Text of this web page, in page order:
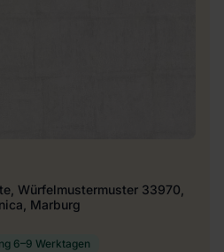
Würfelmustermuster 33970,
Marburg
6–9 Werktagen